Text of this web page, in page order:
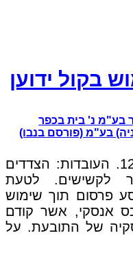
בקול ידוען
13 מג'יקפיוצ'ר בע"מ נ' בית בכפר
בע"מ (פורסם בנבו)
פסק הדין ניתן ביום 12.4.2016. העובדות: הצדדים
לקשישים. לטעת
פרסום תוך שימוש
אנסקי, אשר קודם
של התובעת. על